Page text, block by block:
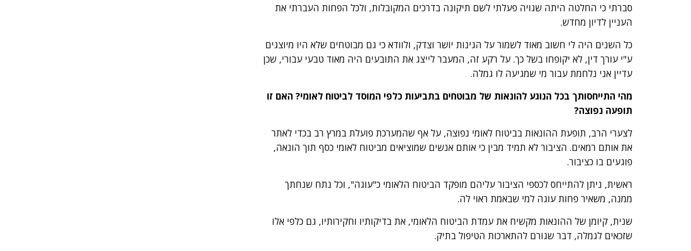
סברתי כי החלטה היתה שגויה פעלתי לשם תיקונה בדרכים המקובלות, ולכל הפחות העברתי את
העניין לדיון מחדש.
כל השנים היה לי חשוב מאוד לשמור על הגינות יושר וצדק, ולוודא כי גם מבוטחים שלא היו מיוצגים
ע"י עורך דין, לא יקופחו בשל כך. על רקע זה, המעבר לייצג את התובעים היה מאוד טבעי עבורי, שכן
עדיין אני נלחמת עבור מי שמגיעה לו גמלה.
מהי התייחסותך בכל הנוגע להונאות של מבוטחים בתביעות כלפי המוסד לביטוח לאומי? האם זו
תופעה נפוצה?
לצערי הרב, תופעת ההונאות בביטוח לאומי נפוצה, על אף שהמערכת פועלת במרץ רב בכדי לאתר
את אותם רמאים. הציבור לא תמיד מבין כי אותם אנשים שמוציאים מביטוח לאומי כסף תוך הונאה,
פוגעים בו כציבור.
ראשית, ניתן להתייחס לכספי הציבור עליהם מופקד הביטוח הלאומי כ"עוגה", וכל נתח שנחתך
ממנה, משאיר פחות עוגה למי שבאמת ראוי לה.
שנית, קיומן של ההונאות מקשיח את עמדת הביטוח הלאומי, את בדיקותיו וחקירותיו, גם כלפי אלו
שזכאים לגמלה, דבר שגורם להתארכות הטיפול בתיק.